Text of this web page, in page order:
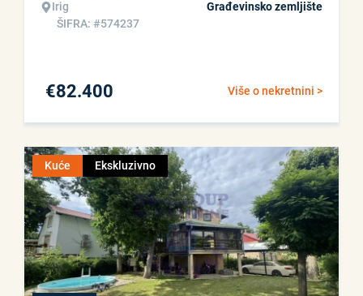
Irig
ŠIFRA: #574237
Građevinsko zemljište
Više o nekretnini >
€82.400
Kuće Ekskluzivno